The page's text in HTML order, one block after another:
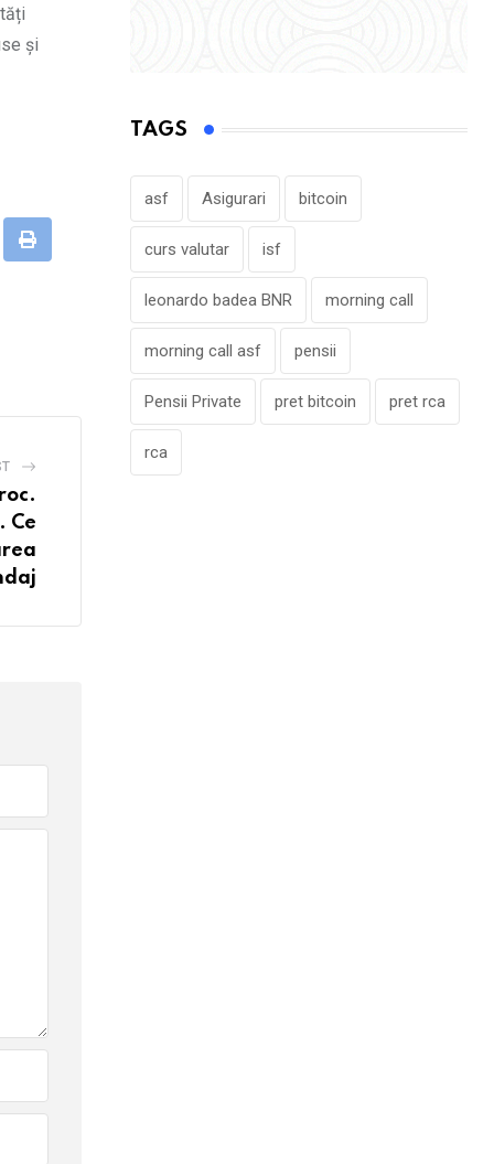
și
Print
Ce
TAGS
asf Asigurari bitcoin
curs valutar isf
leonardo badea BNR morning call
morning call asf pensii
Pensii Private pret bitcoin pret rca
rca